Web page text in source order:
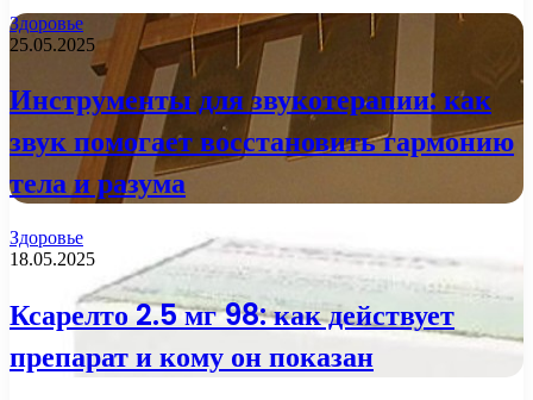
Здоровье
25.05.2025
Инструменты для звукотерапии: как
звук помогает восстановить гармонию
тела и разума
Здоровье
18.05.2025
Ксарелто 2.5 мг 98: как действует
препарат и кому он показан